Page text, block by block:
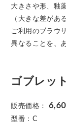
大きさや形、釉
（大きな差があ
ご利用のブラウ
異なることを、
ゴブレッ
販売価格：
型番：C